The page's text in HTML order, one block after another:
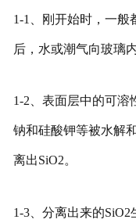
1-1、刚开始时，一
后，水或潮气向玻璃
1-2、表面层中的可溶
钠和硅酸钾等被水解
离出SiO2。
1-3、分离出来的